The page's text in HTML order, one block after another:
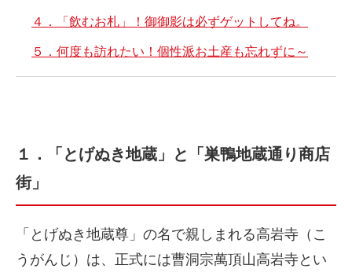
４．「飲むお札」！御御影は必ずゲットしてね。
５．何度も訪れたい！個性派お土産も忘れずに～
１．「とげぬき地蔵」と「巣鴨地蔵通り商店
街」
「とげぬき地蔵尊」の名で親しまれる高岩寺（こ
うがんじ）は、正式には曹洞宗萬頂山高岩寺とい